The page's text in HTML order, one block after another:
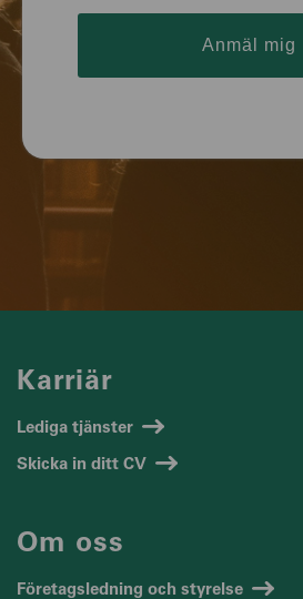
Karriär
Lediga tjänster
Skicka in ditt CV
Om oss
Företagsledning och styrelse